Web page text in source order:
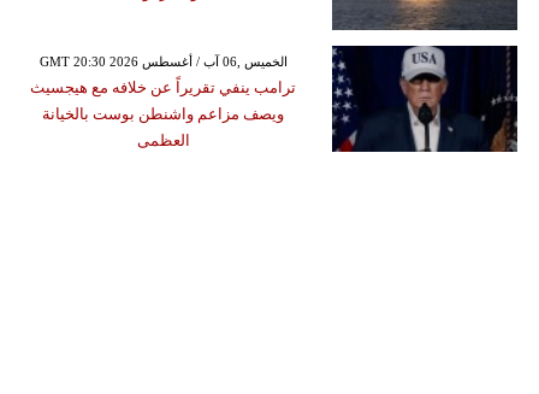
GMT 20:30 2026 الخميس ,06 آب / أغسطس
ترامب ينفي تقريراً عن خلافه مع هيجسيث
ويصف مزاعم واشنطن بوست بالخيانة
العظمى